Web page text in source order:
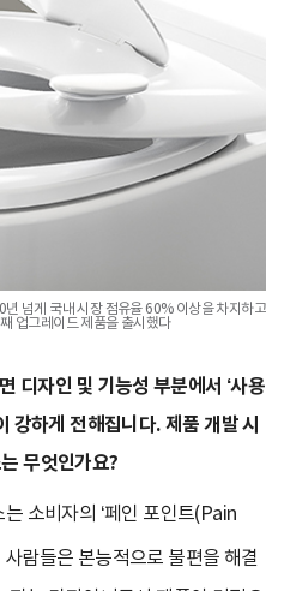
년 넘게 국내 시장 점유율 60% 이상을 차지하고
업그레이드 제품을 출시했다
디자인 및 기능성 부분에서 ‘사용
강하게 전해집니다. 제품 개발 시
무엇인가요?
소비자의 ‘페인 포인트(Pain
사람들은 본능적으로 불편을 해결